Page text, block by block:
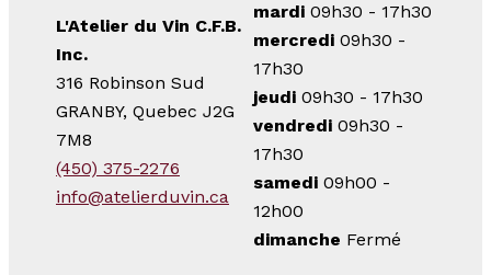
L'Atelier du Vin C.F.B.
Inc.
316 Robinson Sud
GRANBY, Quebec J2G
7M8
(450) 375-2276
info@atelierduvin.ca
mardi 09h30 - 17h30
mercredi 09h30 -
17h30
jeudi 09h30 - 17h30
vendredi 09h30 -
17h30
samedi 09h00 -
12h00
dimanche Fermé